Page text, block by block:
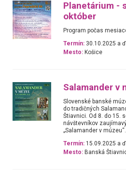
Planetárium -
október
Program počas
Termín: 30.10.2025 a
Mesto: Košice
Salamander v
Slovenské banské
do tradičných
Štiavnici. Od 8. do 15.
návštevníkov
„Salamander v múzeu“.
Termín: 15.09.2025 a
Mesto: Banská